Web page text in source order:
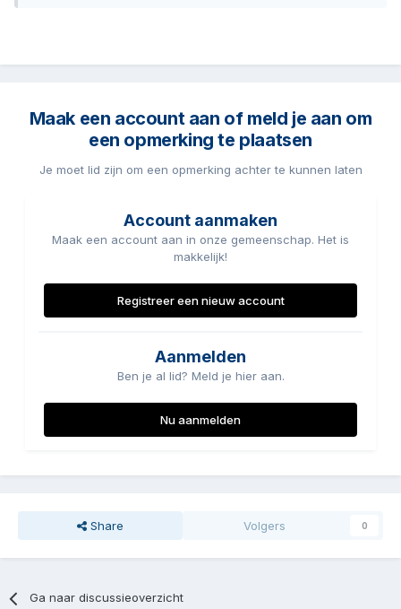
Maak een account aan of meld je aan om
een opmerking te plaatsen
Je moet lid zijn om een opmerking achter te kunnen laten
Account aanmaken
Maak een account aan in onze gemeenschap. Het is
makkelijk!
Registreer een nieuw account
Aanmelden
Ben je al lid? Meld je hier aan.
Nu aanmelden
Share Volgers 0
Ga naar discussieoverzicht